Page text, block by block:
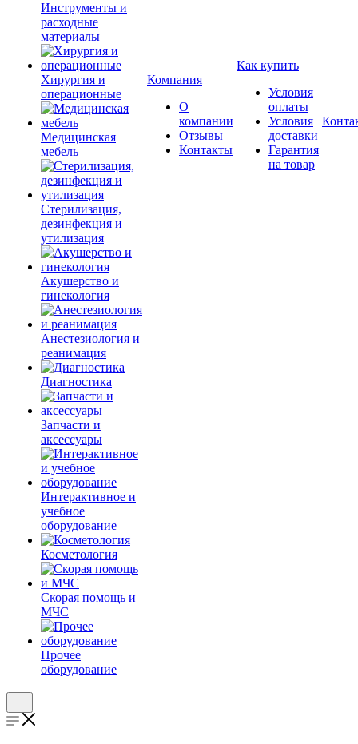
Инструменты и
расходные
материалы
Хирургия и
операционные
Медицинская
мебель
Стерилизация,
дезинфекция и
утилизация
Акушерство и
гинекология
Анестезиология и
реанимация
Диагностика
Запчасти и
аксессуары
Интерактивное и
учебное
оборудование
Косметология
Скорая помощь и
МЧС
Прочее
оборудование
Компания
О
компании
Отзывы
Контакты
Как купить
Условия
оплаты
Условия
доставки
Гарантия
на товар